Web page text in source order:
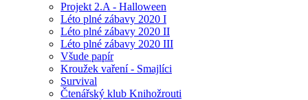
Projekt 2.A - Halloween
Léto plné zábavy 2020 I
Léto plné zábavy 2020 II
Léto plné zábavy 2020 III
Všude papír
Kroužek vaření - Smajlíci
Survival
Čtenářský klub Knihožrouti